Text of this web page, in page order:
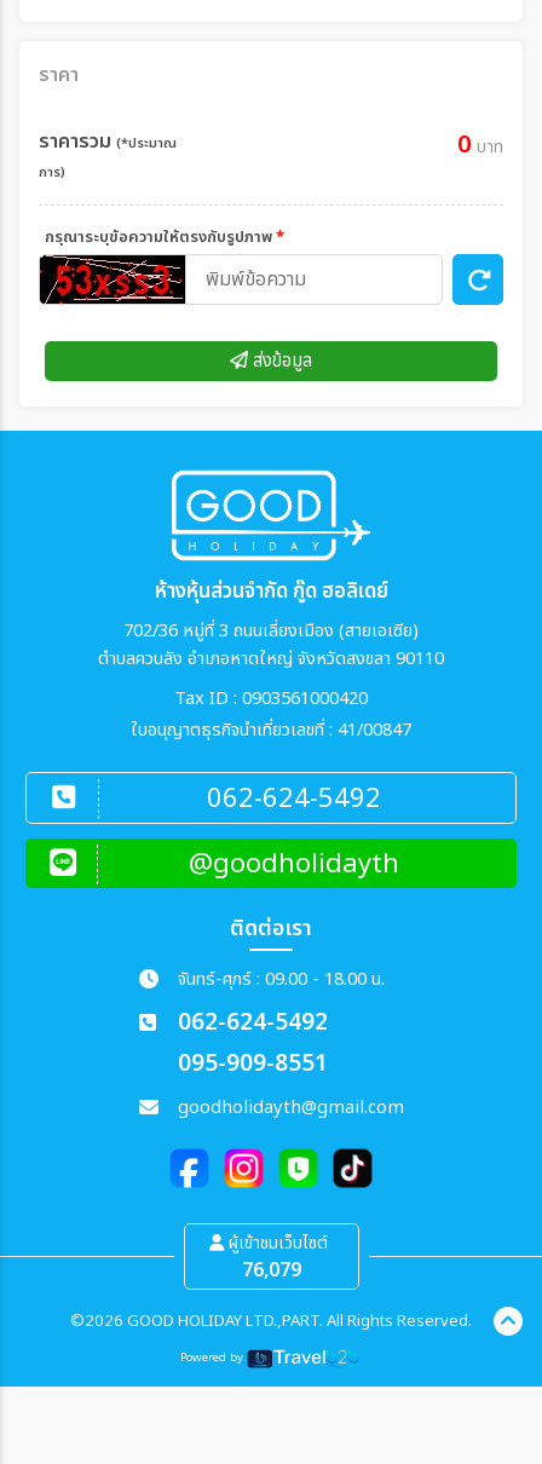
ราคา
ราคารวม (*ประมาณ
การ)
0 บาท
กรุณาระบุข้อความให้ตรงกับรูปภาพ*
ส่งข้อมูล
ห้างหุ้นส่วนจำกัด กู๊ด ฮอลิเดย์
702/36 หมู่ที่ 3 ถนนเลี่ยงเมือง (สายเอเซีย)
ตำบลควนลัง อำเภอหาดใหญ่ จังหวัดสงขลา 90110
Tax ID : 0903561000420
ใบอนุญาตธุรกิจนำเที่ยวเลขที่ : 41/00847
062-624-5492
@goodholidayth
ติดต่อเรา
จันทร์-ศุกร์ : 09.00 - 18.00 น.
062-624-5492
095-909-8551
goodholidayth@gmail.com
ผู้เข้าชมเว็บไซต์
76,079
©2026 GOOD HOLIDAY LTD.,PART. All Rights Reserved.
Powered by